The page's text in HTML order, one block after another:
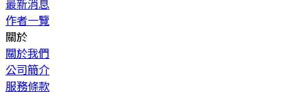
最新消息
作者一覽
關於
關於我們
公司簡介
服務條款